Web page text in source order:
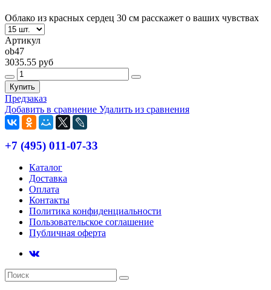
Облако из красных сердец 30 см расскажет о ваших чувствах
Артикул
ob47
3035.55 руб
Купить
Предзаказ
Добавить в сравнение Удалить из сравнения
+7 (495) 011-07-33
Каталог
Доставка
Оплата
Контакты
Политика конфиденциальности
Пользовательское соглашение
Публичная оферта